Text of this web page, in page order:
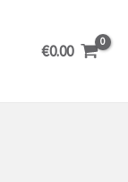
€0.00